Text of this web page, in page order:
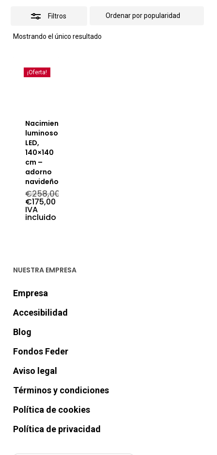
Filtros
Mostrando el único resultado
¡Oferta!
Nacimiento
luminoso
LED,
140×140
cm –
adorno
navideño
€258,00
El
precio
original
€175,00
El
precio
IVA
incluido
NUESTRA EMPRESA
Empresa
Accesibilidad
Blog
Fondos Feder
Aviso legal
Términos y condiciones
Política de cookies
Política de privacidad